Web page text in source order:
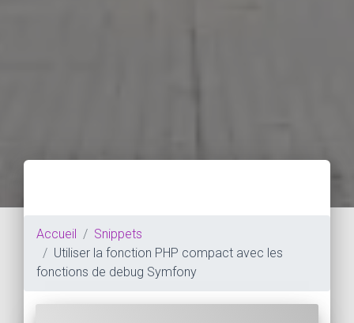
Accueil
Snippets
Utiliser la fonction PHP compact avec les
fonctions de debug Symfony